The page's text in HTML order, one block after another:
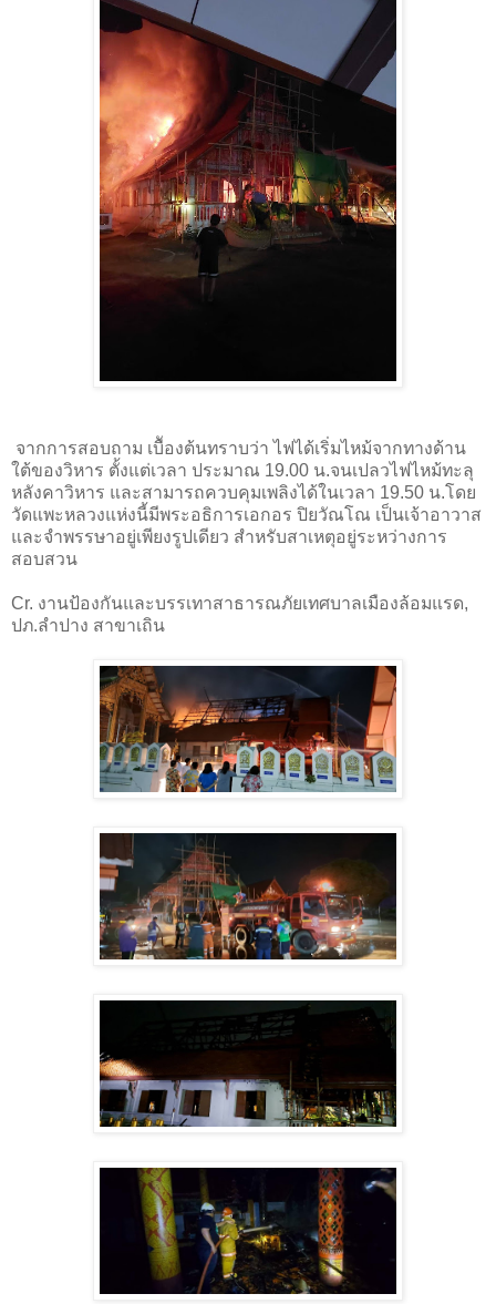
จากการสอบถาม เบืัองต้นทราบว่า ไฟได้เริ่มไหม้จากทางด้าน
ใต้ของวิหาร ตั้งแต่เวลา ประมาณ 19.00 น.จนเปลวไฟไหม้ทะลุ
หลังคาวิหาร และสามารถควบคุมเพลิงได้ในเวลา 19.50 น.โดย
วัดแพะหลวงแห่งนี้มีพระอธิการเอกอร ปิยวัณโณ เป็นเจ้าอาวาส
และจำพรรษาอยู่เพียงรูปเดียว สำหรับสาเหตุอยู่ระหว่างการ
สอบสวน
Cr. งานป้องกันและบรรเทาสาธารณภัยเทศบาลเมืองล้อมแรด,
ปภ.ลำปาง สาขาเถิน